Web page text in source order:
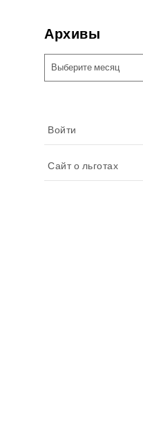
Архивы
Войти
Сайт о льготах